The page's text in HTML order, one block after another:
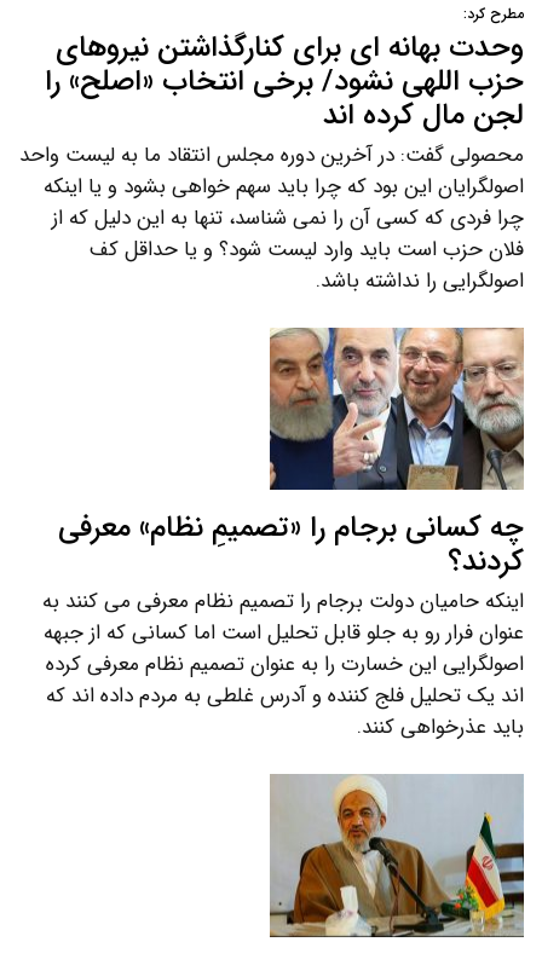
مطرح کرد:
وحدت بهانه ای برای کنارگذاشتن نیروهای
حزب اللهی نشود/ برخی انتخاب «اصلح» را
لجن مال کرده اند
محصولی گفت: در آخرین دوره مجلس انتقاد ما به لیست واحد
اصولگرایان این بود که چرا باید سهم خواهی بشود و یا اینکه
چرا فردی که کسی آن را نمی شناسد، تنها به این دلیل که از
فلان حزب است باید وارد لیست شود؟ و یا حداقل کف
اصولگرایی را نداشته باشد.
چه کسانی برجام را «تصمیمِ نظام» معرفی
کردند؟
اینکه حامیان دولت برجام را تصمیم نظام معرفی می کنند به
عنوان فرار رو به جلو قابل تحلیل است اما کسانی که از جبهه
اصولگرایی این خسارت را به عنوان تصمیم نظام معرفی کرده
اند یک تحلیل فلج کننده و آدرس غلطی به مردم داده اند که
باید عذرخواهی کنند.